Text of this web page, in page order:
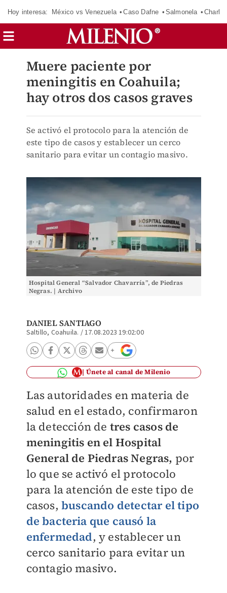
Hoy interesa: México vs Venezuela Caso Dafne Salmonela
Muere paciente por
meningitis en Coahuila;
hay otros dos casos graves
Se activó el protocolo para la atención de
este tipo de casos y establecer un cerco
sanitario para evitar un contagio masivo.
Hospital General “Salvador Chavarría”, de Piedras
Negras. | Archivo
DANIEL SANTIAGO
Saltillo, Coahuila. /17.08.2023 19:02:00
Únete al canal de Milenio
Las autoridades en materia de
salud en el estado, confirmaron
la detección de tres casos de
meningitis en el Hospital
General de Piedras Negras, por
lo que se activó el protocolo
para la atención de este tipo de
casos, buscando detectar el tipo
de bacteria que causó la
enfermedad, y establecer un
cerco sanitario para evitar un
contagio masivo.